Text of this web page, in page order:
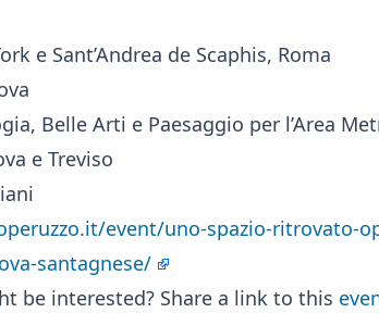
e Sant’Andrea de Scaphis, Roma
Belle Arti e Paesaggio per l’Area
e Treviso
event/uno-spazio-ritrovato-
santagnese/
be interested? Share a link to this